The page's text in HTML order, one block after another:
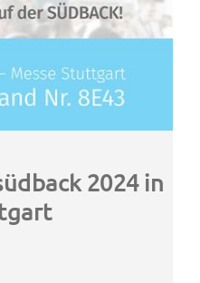
2024 in